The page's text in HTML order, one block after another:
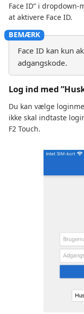
Face ID” i
at aktivere Face ID.
Face ID kan kun
adgangskode.
Log ind med
Du kan vælge
ikke skal indtaste
F2 Touch.